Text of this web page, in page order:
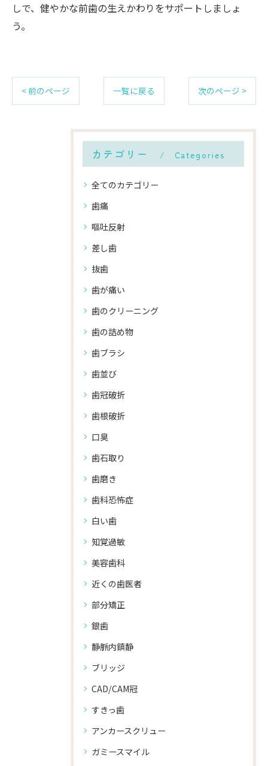
しで、健やかな前歯の生えかわりをサポートしましょ
う。
< 前のページ 一覧に戻る 次のページ >
カテゴリー Categories
全てのカテゴリー
歯痛
嘔吐反射
差し歯
抜歯
歯が痛い
歯のクリーニング
歯の詰め物
歯ブラシ
歯並び
歯冠破折
歯根破折
口臭
歯石取り
歯磨き
歯科恐怖症
白い歯
知覚過敏
美容歯科
近くの歯医者
部分矯正
銀歯
静脈内鎮静
ブリッジ
CAD/CAM冠
すきっ歯
アンカースクリュー
ガミースマイル